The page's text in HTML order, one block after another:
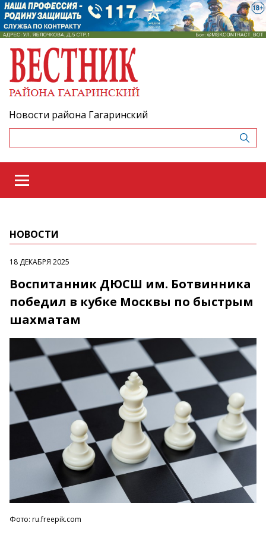
Новости района Гагаринский
НОВОСТИ
18 ДЕКАБРЯ 2025
Воспитанник ДЮСШ им. Ботвинника
победил в кубке Москвы по быстрым
шахматам
Фото: ru.freepik.com